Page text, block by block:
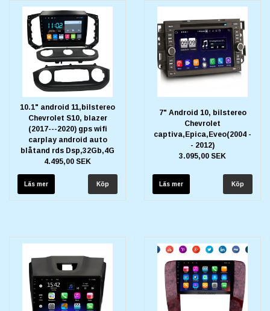
10.1" android 11,bilstereo
Chevrolet S10, blazer
(2017---2020) gps wifi
carplay android auto
blåtand rds Dsp,32Gb,4G
4.495,00 SEK
Läs mer
7" Android 10, bilstereo
Chevrolet
captiva,Epica,Eveo(2004 -
- 2012)
3.095,00 SEK
Läs mer